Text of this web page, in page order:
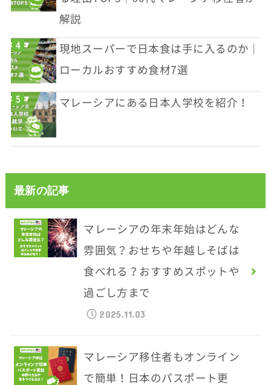
解説
現地スーパーで日本食は手に入るのか｜
ローカルおすすめ食材7選
マレーシアにある日本人学校を紹介！
最新の記事
マレーシアの年末年始はどんな
雰囲気？おせちや年越しそばは
食べれる？おすすめスポットや
過ごし方まで
2025.11.03
マレーシア移住者もオンライン
で簡単！日本のパスポート更